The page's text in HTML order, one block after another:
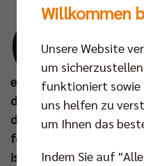
G
emeinsam mit
Volleys am
auf die
einstimmen. Zum Ende
den ASV Dachau „ein
die Berliner zuletzt viele
fordernde Matches
ist der jährliche SCC-
Willkommen
Unsere Website
um
funktioniert sowie
uns helfen zu
um Ihnen das
Indem Sie auf